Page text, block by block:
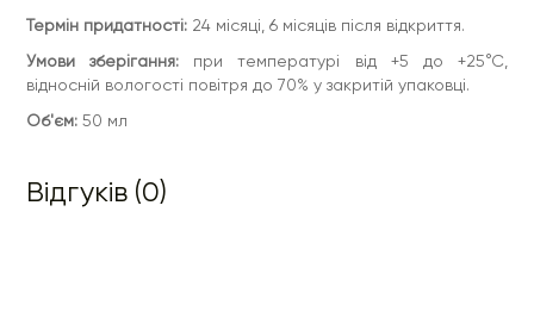
Термін придатності: 24 місяці, 6 місяців після відкриття.
Умови зберігання: при температурі від +5 до +25°С,
відносній вологості повітря до 70% у закритій упаковці.
Об'єм: 50 мл
Відгуків (0)